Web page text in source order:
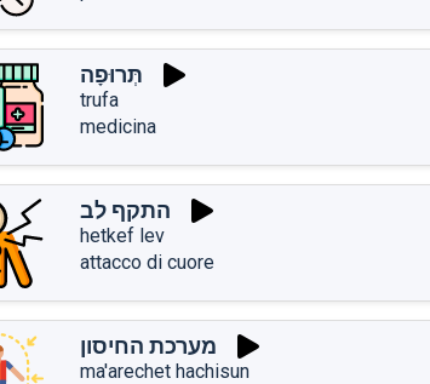
תְּרוּפָה
trufa
medicina
התקף לב
hetkef lev
attacco di cuore
מערכת החיסון
ma'arechet hachisun